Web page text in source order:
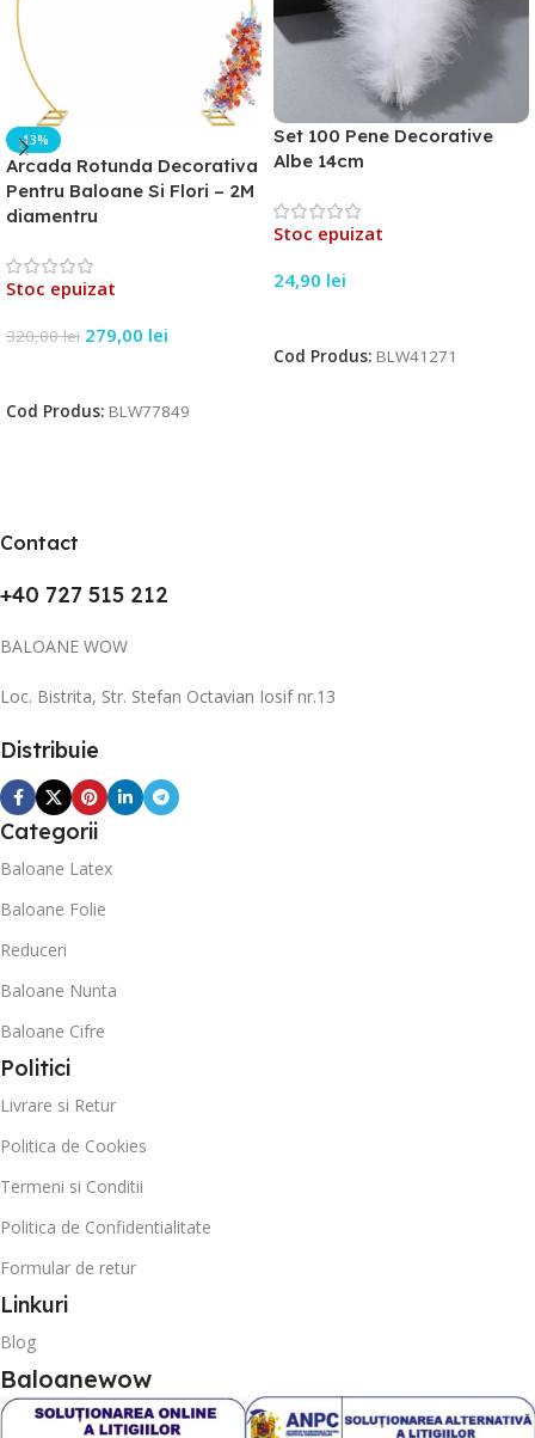
-13%
Arcada Rotunda Decorativa
Pentru Baloane Si Flori – 2M
diamentru
Stoc epuizat
320,00lei 279,00 lei
Cod Produs: BLW77849
Set 100 Pene Decorative
Albe 14cm
Stoc epuizat
24,90 lei
Cod Produs: BLW41271
Contact
+40 727 515 212
BALOANE WOW
Loc. Bistrita, Str. Stefan Octavian Iosif nr.13
Distribuie
Categorii
Baloane Latex
Baloane Folie
Reduceri
Baloane Nunta
Baloane Cifre
Politici
Livrare si Retur
Politica de Cookies
Termeni si Conditii
Politica de Confidentialitate
Formular de retur
Linkuri
Blog
Baloanewow